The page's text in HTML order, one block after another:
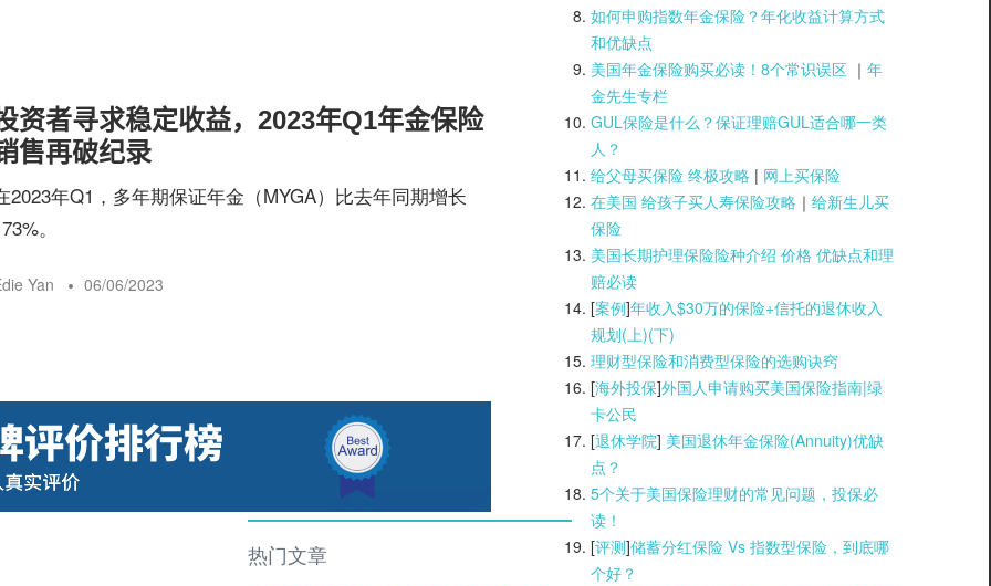
资者寻求稳定收益，2023年Q1年金保险
售再破纪录
2023年Q1，多年期保证年金（MYGA）比去年同期增长
。
Yan 06/06/2023
如何申购指数年金保险？年化收益计算方式
和优缺点
美国年金保险购买必读！8个常识误区 ｜ 年
金先生专栏
GUL保险是什么？保证理赔GUL适合哪一类
人？
给父母买保险 终极攻略 | 网上买保险
在美国 给孩子买人寿保险攻略 ｜ 给新生儿买
保险
美国长期护理保险险种介绍 价格 优缺点和理
赔必读
[案例]年收入$30万的保险+信托的退休收入
规划(上)(下)
理财型保险和消费型保险的选购诀窍
[海外投保]外国人申请购买美国保险指南|绿
卡公民
[退休学院] 美国退休年金保险(Annuity)优缺
点？
5个关于美国保险理财的常见问题，投保必
读！
[评测]储蓄分红保险 Vs 指数型保险，到底哪
个好？
热门文章